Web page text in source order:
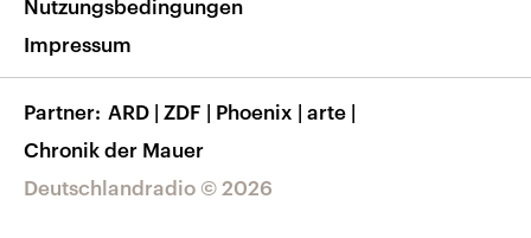
RSS
Barrierefreiheit
Deutschlandradio © 2026
Nutzungsbedingungen
Impressum
Partner ARD | ZDF | Phoenix | arte |
Chronik der Mauer